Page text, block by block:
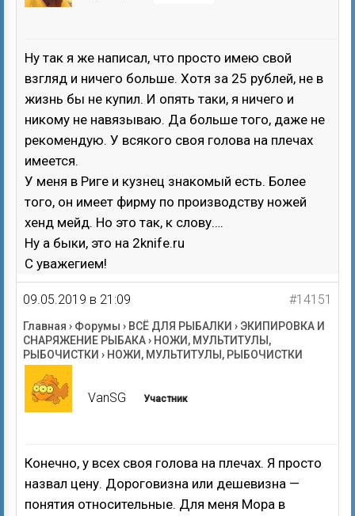
Ну так я же написал, что просто имею свой
взгляд и ничего больше. Хотя за 25 рублей, не в
жизнь бы не купил. И опять таки, я ничего и
никому не навязываю. Да больше того, даже не
рекомендую. У всякого своя голова на плечах
имеется.
У меня в Риге и кузнец знакомый есть. Более
того, он имеет фирму по производству ножей
хенд мейд. Но это так, к слову….
Ну а быки, это на 2knife.ru
С уважегием!
09.05.2019 в 21:09 #14151
Главная › Форумы › ВСЁ ДЛЯ РЫБАЛКИ › ЭКИПИРОВКА И
СНАРЯЖЕНИЕ РЫБАКА› НОЖИ, МУЛЬТИТУЛЫ,
РЫБОЧИСТКИ › НОЖИ, МУЛЬТИТУЛЫ, РЫБОЧИСТКИ
VanSG Участник
Конечно, у всех своя голова на плечах. Я просто
назвал цену. Дороговизна или дешевизна —
понятия относительные. Для меня Мора в